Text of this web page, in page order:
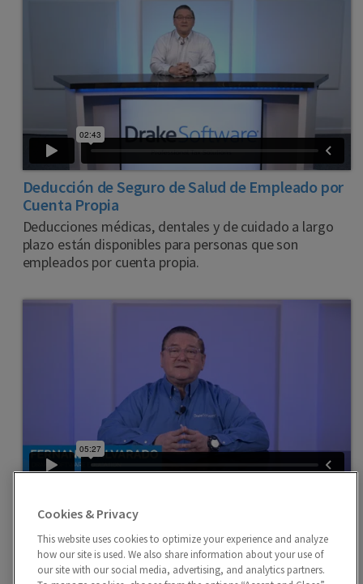
Deducción de Seguro de Salud de Empleado por
Cuenta Propia
Deducciones médicas, dentales y de cuidado a largo
plazo están disponibles para personas que son
empleados por cuenta propia.
Editar y personalizar comunicaciones con el cliente
generadas por el programa, incluyendo la carta de
resultado de una declaración.
Cookies & Privacy
This website uses cookies to optimize your experience and analyze
how our site is used. We also share information about your use of
our site with our social media, advertising, and analytics partners.